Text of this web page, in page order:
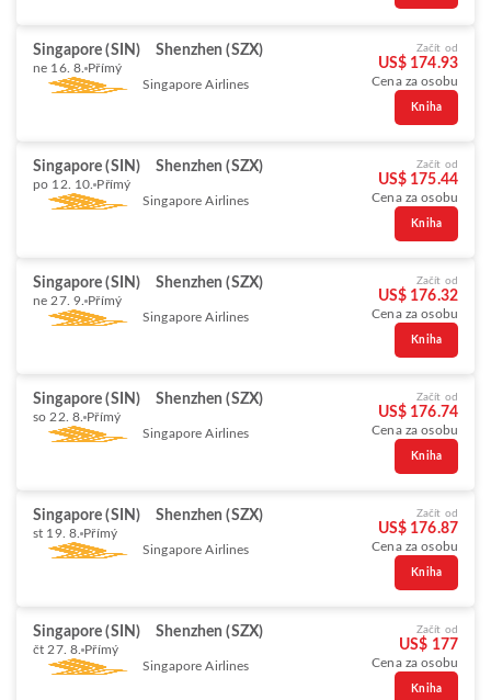
Singapore (SIN) Shenzhen (SZX)
ne 16. 8. Přímý
Singapore Airlines
Začít od
US$ 174.93
Cena za osobu
Kniha
Singapore (SIN) Shenzhen (SZX)
po 12. 10. Přímý
Singapore Airlines
Začít od
US$ 175.44
Cena za osobu
Kniha
Singapore (SIN) Shenzhen (SZX)
ne 27. 9. Přímý
Singapore Airlines
Začít od
US$ 176.32
Cena za osobu
Kniha
Singapore (SIN) Shenzhen (SZX)
so 22. 8. Přímý
Singapore Airlines
Začít od
US$ 176.74
Cena za osobu
Kniha
Singapore (SIN) Shenzhen (SZX)
st 19. 8. Přímý
Singapore Airlines
Začít od
US$ 176.87
Cena za osobu
Kniha
Singapore (SIN) Shenzhen (SZX)
čt 27. 8. Přímý
Singapore Airlines
Začít od
US$ 177
Cena za osobu
Kniha